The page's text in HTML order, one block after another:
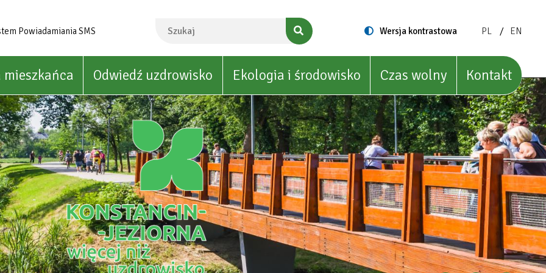
Powiadamiania SMS
Switch
Wersja kontrastowa
ZMIEŃ
POLISH
PL
ZMIEŃ
ENGLISH
EN
mieszkańca Odwiedź uzdrowisko Ekologia i środowisko Czas wolny Kontakt